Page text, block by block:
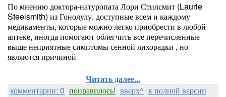
По мнению доктора-натуропата Лори Стилсмит (Laurie
Steelsmith) из Гонолулу, доступные всем и каждому
медикаменты, которые можно легко приобрести в любой
аптеке, иногда помогают облегчить все перечисленные
выше неприятные симптомы сенной лихорадки , но
являются причиной
Читать далее...
комментарии: 0 понравилось! вверх^ к полной версии